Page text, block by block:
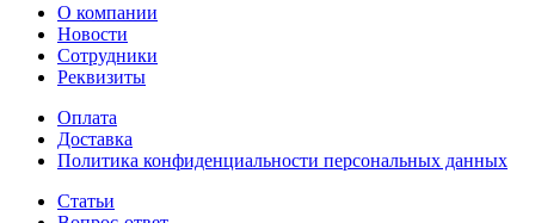
О компании
Новости
Сотрудники
Реквизиты
Оплата
Доставка
Политика конфиденциальности персональных данных
Статьи